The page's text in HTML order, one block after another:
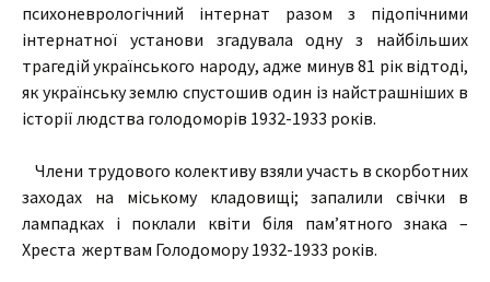
психоневрологічний інтернат разом з підопічними
інтернатної установи згадувала одну з найбільших
трагедій українського народу, адже минув 81 рік відтоді,
як українську землю спустошив один із найстрашніших в
історії людства голодоморів 1932-1933 років.
Члени трудового колективу взяли участь в скорботних
заходах на міському кладовищі; запалили свічки в
лампадках і поклали квіти біля пам’ятного знака –
Хреста жертвам Голодомору 1932-1933 років.